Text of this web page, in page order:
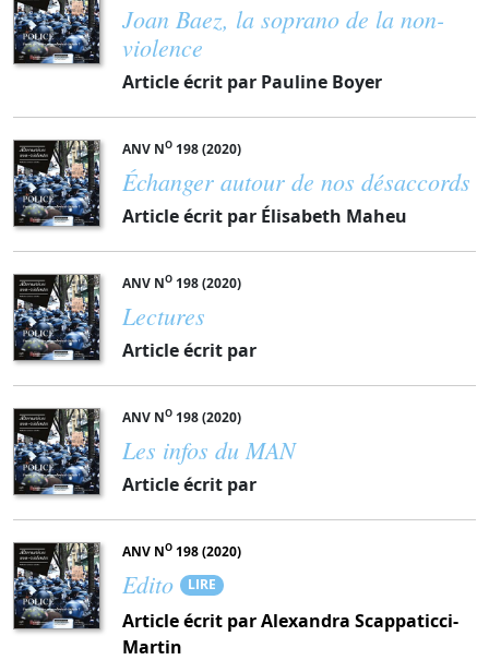
Joan Baez, la soprano de la non-
violence
Article écrit par Pauline Boyer
ANV NO 198 (2020)
Échanger autour de nos désaccords
Article écrit par Élisabeth Maheu
ANV NO 198 (2020)
Lectures
Article écrit par
ANV NO 198 (2020)
Les infos du MAN
Article écrit par
ANV NO 198 (2020)
Edito LIRE
Article écrit par Alexandra Scappaticci-
Martin